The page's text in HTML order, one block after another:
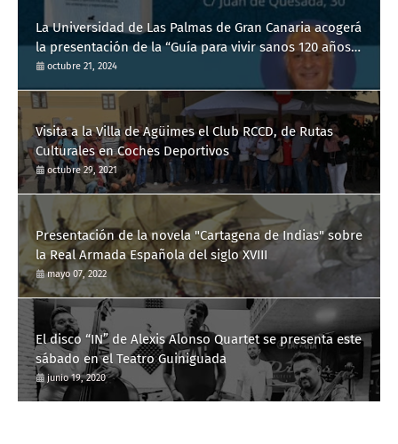
La Universidad de Las Palmas de Gran Canaria acogerá
la presentación de la “Guía para vivir sanos 120 años”
del Dr. Manuel de la Peña
octubre 21, 2024
Visita a la Villa de Agüimes el Club RCCD, de Rutas
Culturales en Coches Deportivos
octubre 29, 2021
Presentación de la novela "Cartagena de Indias" sobre
la Real Armada Española del siglo XVIII
mayo 07, 2022
El disco “IN” de Alexis Alonso Quartet se presenta este
sábado en el Teatro Guiniguada
junio 19, 2020